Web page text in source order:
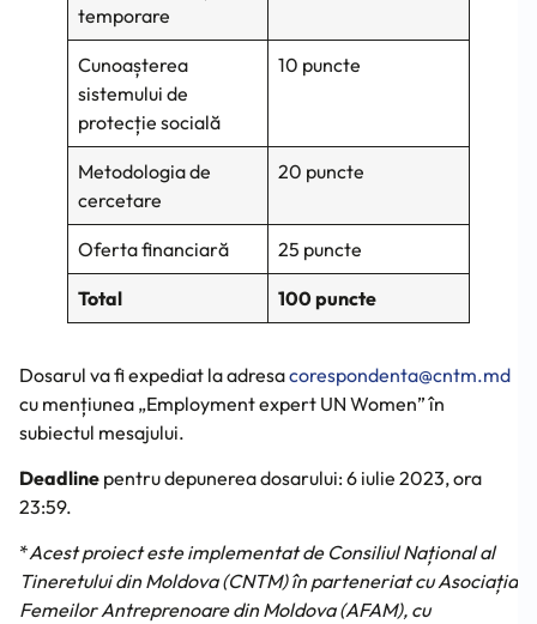
temporare
Cunoașterea
sistemului de
protecție socială
10 puncte
Metodologia de
cercetare
20 puncte
Oferta financiară 25 puncte
Total 100 puncte
Dosarul va fi expediat la adresacorespondenta@cntm.md
cu mențiunea „Employment expert UN Women” în
subiectul mesajului.
Deadline pentru depunerea dosarului: 6 iulie 2023, ora
23:59.
*Acest proiect este implementat de Consiliul Național al
Tineretului din Moldova (CNTM) în parteneriat cu Asociația
Femeilor Antreprenoare din Moldova (AFAM), cu